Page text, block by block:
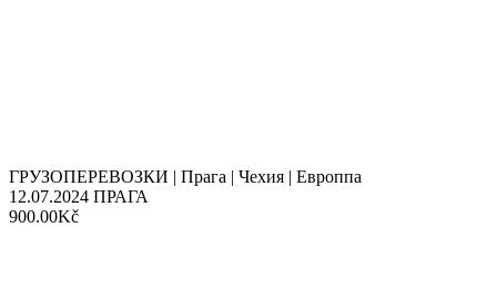
ГРУЗОПЕРЕВОЗКИ | Прага | Чехия | Европпа
12.07.2024 ПРАГА
900.00Kč